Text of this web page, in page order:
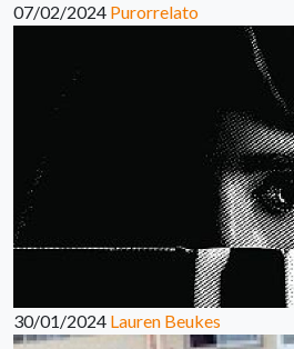
07/02/2024 Purorrelato
30/01/2024 Lauren Beukes